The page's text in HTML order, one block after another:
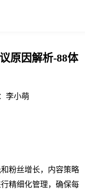
原因解析-88体
李小萌
粉丝增长，内容策略
精细化管理，确保每